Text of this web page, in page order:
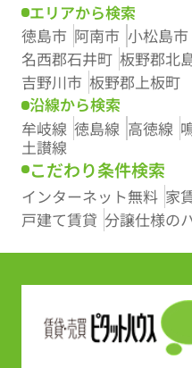
エリアから検索
徳島市 阿南市 小松島市
名西郡石井町 板野郡北
吉野川市 板野郡上板町
沿線から検索
牟岐線 徳島線 高徳線
土讃線
こだわり条件検索
インターネット無料 家
戸建て賃貸 分譲仕様の